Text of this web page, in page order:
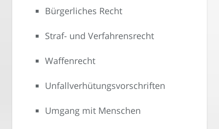
Bürgerliches Recht
Straf- und Verfahrensrecht
Waffenrecht
Unfallverhütungsvorschriften
Umgang mit Menschen